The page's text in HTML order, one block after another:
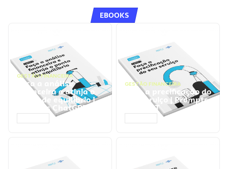
EBOOKS
GESTÃO FINANCEIRA
Faça a análise
financeira e atinja o
ponto de equilíbrio |
Prompts ChatGPT
GESTÃO FINANCEIRA
Faça a precificação do
seu serviço | Prompts
ChatGPT